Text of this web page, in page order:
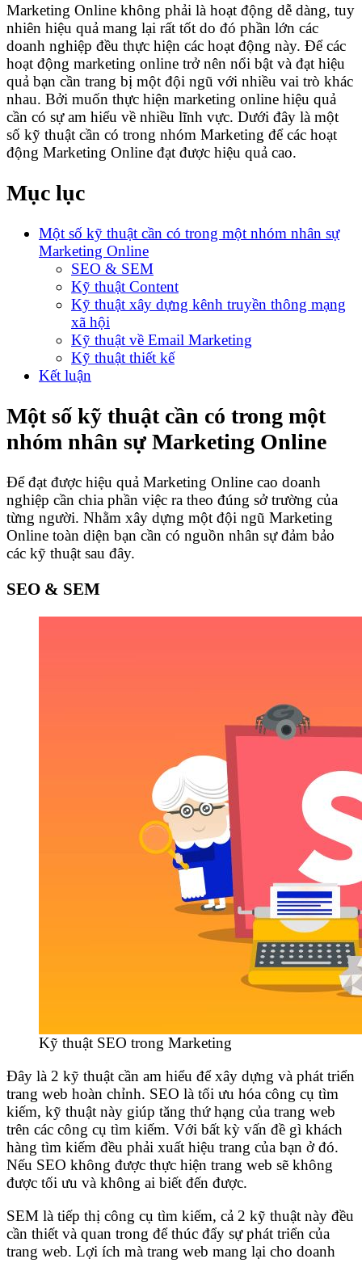
Marketing Online không phải là hoạt động dễ dàng, tuy
nhiên hiệu quả mang lại rất tốt do đó phần lớn các
doanh nghiệp đều thực hiện các hoạt động này. Để các
hoạt động marketing online trở nên nổi bật và đạt hiệu
quả bạn cần trang bị một đội ngũ với nhiều vai trò khác
nhau. Bởi muốn thực hiện marketing online hiệu quả
cần có sự am hiểu về nhiều lĩnh vực. Dưới đây là một
số kỹ thuật cần có trong nhóm Marketing để các hoạt
động Marketing Online đạt được hiệu quả cao.
Mục lục
Một số kỹ thuật cần có trong một nhóm nhân sự
Marketing Online
SEO & SEM
Kỹ thuật Content
Kỹ thuật xây dựng kênh truyền thông mạng
xã hội
Kỹ thuật về Email Marketing
Kỹ thuật thiết kế
Kết luận
Một số kỹ thuật cần có trong một
nhóm nhân sự Marketing Online
Để đạt được hiệu quả Marketing Online cao doanh
nghiệp cần chia phần việc ra theo đúng sở trường của
từng người. Nhằm xây dựng một đội ngũ Marketing
Online toàn diện bạn cần có nguồn nhân sự đảm bảo
các kỹ thuật sau đây.
SEO & SEM
Kỹ thuật SEO trong Marketing
Đây là 2 kỹ thuật cần am hiểu để xây dựng và phát triển
trang web hoàn chỉnh. SEO là tối ưu hóa công cụ tìm
kiếm, kỹ thuật này giúp tăng thứ hạng của trang web
trên các công cụ tìm kiếm. Với bất kỳ vấn đề gì khách
hàng tìm kiếm đều phải xuất hiệu trang của bạn ở đó.
Nếu SEO không được thực hiện trang web sẽ không
được tối ưu và không ai biết đến được.
SEM là tiếp thị công cụ tìm kiếm, cả 2 kỹ thuật này đều
cần thiết và quan trong để thúc đẩy sự phát triển của
trang web. Lợi ích mà trang web mang lại cho doanh